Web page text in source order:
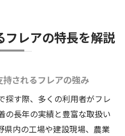
フレアの特長を解説
されるフレアの強み
探す際、多くの利用者がフレ
の長年の実績と豊富な取扱い
県内の工場や建設現場、農業